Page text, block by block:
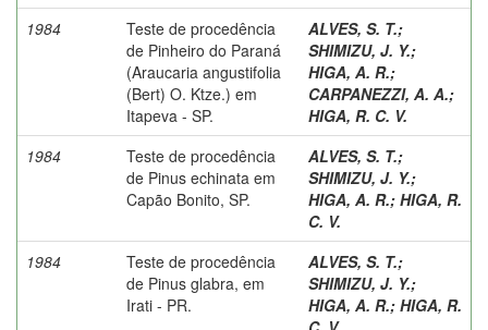
1984
Teste de procedência
de Pinheiro do Paraná
(Araucaria angustifolia
(Bert) O. Ktze.) em
Itapeva - SP.
ALVES, S. T.;
SHIMIZU, J. Y.;
HIGA, A. R.;
CARPANEZZI, A. A.;
HIGA, R. C. V.
1984
Teste de procedência
de Pinus echinata em
Capão Bonito, SP.
ALVES, S. T.;
SHIMIZU, J. Y.;
HIGA, A. R.; HIGA, R.
C. V.
1984
Teste de procedência
de Pinus glabra, em
Irati - PR.
ALVES, S. T.;
SHIMIZU, J. Y.;
HIGA, A. R.; HIGA, R.